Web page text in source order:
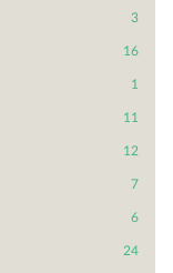
3
16
1
11
12
7
6
24